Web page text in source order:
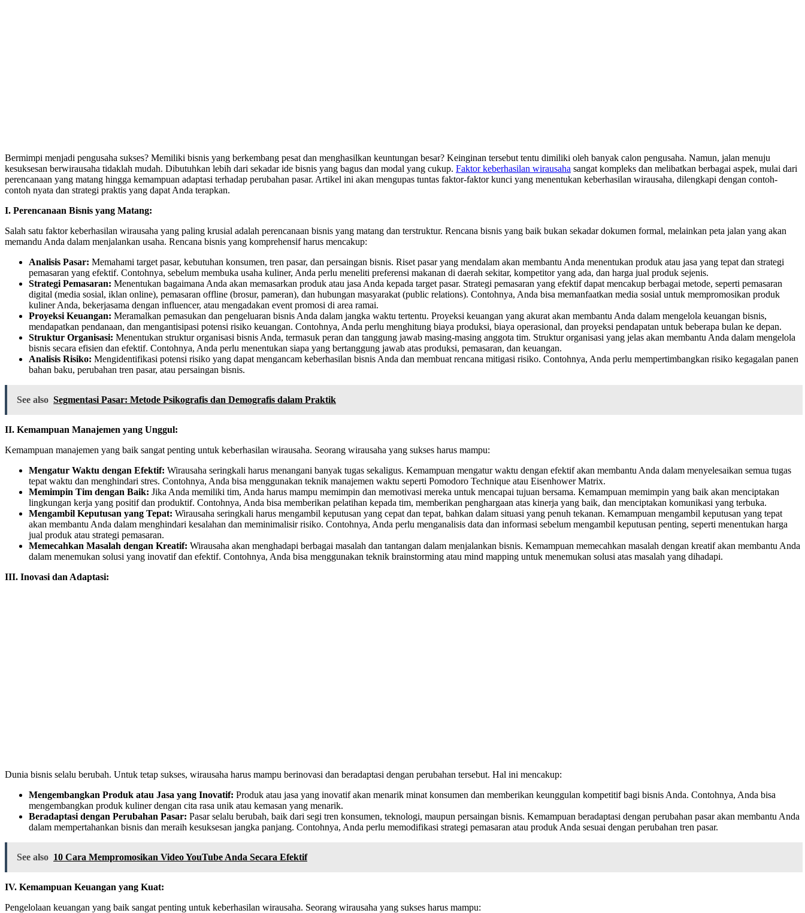
Bermimpi menjadi pengusaha sukses? Memiliki bisnis yang berkembang pesat dan menghasilkan keuntungan besar? Keinginan tersebut tentu dimiliki oleh banyak calon pengusaha. Namun, jalan menuju
kesuksesan berwirausaha tidaklah mudah. Dibutuhkan lebih dari sekadar ide bisnis yang bagus dan modal yang cukup. Faktor keberhasilan wirausaha sangat kompleks dan melibatkan berbagai aspek, mulai dari
perencanaan yang matang hingga kemampuan adaptasi terhadap perubahan pasar. Artikel ini akan mengupas tuntas faktor-faktor kunci yang menentukan keberhasilan wirausaha, dilengkapi dengan contoh-
contoh nyata dan strategi praktis yang dapat Anda terapkan.
I. Perencanaan Bisnis yang Matang:
Salah satu faktor keberhasilan wirausaha yang paling krusial adalah perencanaan bisnis yang matang dan terstruktur. Rencana bisnis yang baik bukan sekadar dokumen formal, melainkan peta jalan yang akan
memandu Anda dalam menjalankan usaha. Rencana bisnis yang komprehensif harus mencakup:
Analisis Pasar: Memahami target pasar, kebutuhan konsumen, tren pasar, dan persaingan bisnis. Riset pasar yang mendalam akan membantu Anda menentukan produk atau jasa yang tepat dan strategi
pemasaran yang efektif. Contohnya, sebelum membuka usaha kuliner, Anda perlu meneliti preferensi makanan di daerah sekitar, kompetitor yang ada, dan harga jual produk sejenis.
Strategi Pemasaran: Menentukan bagaimana Anda akan memasarkan produk atau jasa Anda kepada target pasar. Strategi pemasaran yang efektif dapat mencakup berbagai metode, seperti pemasaran
digital (media sosial, iklan online), pemasaran offline (brosur, pameran), dan hubungan masyarakat (public relations). Contohnya, Anda bisa memanfaatkan media sosial untuk mempromosikan produk
kuliner Anda, bekerjasama dengan influencer, atau mengadakan event promosi di area ramai.
Proyeksi Keuangan: Meramalkan pemasukan dan pengeluaran bisnis Anda dalam jangka waktu tertentu. Proyeksi keuangan yang akurat akan membantu Anda dalam mengelola keuangan bisnis,
mendapatkan pendanaan, dan mengantisipasi potensi risiko keuangan. Contohnya, Anda perlu menghitung biaya produksi, biaya operasional, dan proyeksi pendapatan untuk beberapa bulan ke depan.
Struktur Organisasi: Menentukan struktur organisasi bisnis Anda, termasuk peran dan tanggung jawab masing-masing anggota tim. Struktur organisasi yang jelas akan membantu Anda dalam mengelola
bisnis secara efisien dan efektif. Contohnya, Anda perlu menentukan siapa yang bertanggung jawab atas produksi, pemasaran, dan keuangan.
Analisis Risiko: Mengidentifikasi potensi risiko yang dapat mengancam keberhasilan bisnis Anda dan membuat rencana mitigasi risiko. Contohnya, Anda perlu mempertimbangkan risiko kegagalan panen
bahan baku, perubahan tren pasar, atau persaingan bisnis.
See also Segmentasi Pasar: Metode Psikografis dan Demografis dalam Praktik
II. Kemampuan Manajemen yang Unggul:
Kemampuan manajemen yang baik sangat penting untuk keberhasilan wirausaha. Seorang wirausaha yang sukses harus mampu:
Mengatur Waktu dengan Efektif: Wirausaha seringkali harus menangani banyak tugas sekaligus. Kemampuan mengatur waktu dengan efektif akan membantu Anda dalam menyelesaikan semua tugas
tepat waktu dan menghindari stres. Contohnya, Anda bisa menggunakan teknik manajemen waktu seperti Pomodoro Technique atau Eisenhower Matrix.
Memimpin Tim dengan Baik: Jika Anda memiliki tim, Anda harus mampu memimpin dan memotivasi mereka untuk mencapai tujuan bersama. Kemampuan memimpin yang baik akan menciptakan
lingkungan kerja yang positif dan produktif. Contohnya, Anda bisa memberikan pelatihan kepada tim, memberikan penghargaan atas kinerja yang baik, dan menciptakan komunikasi yang terbuka.
Mengambil Keputusan yang Tepat: Wirausaha seringkali harus mengambil keputusan yang cepat dan tepat, bahkan dalam situasi yang penuh tekanan. Kemampuan mengambil keputusan yang tepat
akan membantu Anda dalam menghindari kesalahan dan meminimalisir risiko. Contohnya, Anda perlu menganalisis data dan informasi sebelum mengambil keputusan penting, seperti menentukan harga
jual produk atau strategi pemasaran.
Memecahkan Masalah dengan Kreatif: Wirausaha akan menghadapi berbagai masalah dan tantangan dalam menjalankan bisnis. Kemampuan memecahkan masalah dengan kreatif akan membantu Anda
dalam menemukan solusi yang inovatif dan efektif. Contohnya, Anda bisa menggunakan teknik brainstorming atau mind mapping untuk menemukan solusi atas masalah yang dihadapi.
III. Inovasi dan Adaptasi:
Dunia bisnis selalu berubah. Untuk tetap sukses, wirausaha harus mampu berinovasi dan beradaptasi dengan perubahan tersebut. Hal ini mencakup:
Mengembangkan Produk atau Jasa yang Inovatif: Produk atau jasa yang inovatif akan menarik minat konsumen dan memberikan keunggulan kompetitif bagi bisnis Anda. Contohnya, Anda bisa
mengembangkan produk kuliner dengan cita rasa unik atau kemasan yang menarik.
Beradaptasi dengan Perubahan Pasar: Pasar selalu berubah, baik dari segi tren konsumen, teknologi, maupun persaingan bisnis. Kemampuan beradaptasi dengan perubahan pasar akan membantu Anda
dalam mempertahankan bisnis dan meraih kesuksesan jangka panjang. Contohnya, Anda perlu memodifikasi strategi pemasaran atau produk Anda sesuai dengan perubahan tren pasar.
See also 10 Cara Mempromosikan Video YouTube Anda Secara Efektif
IV. Kemampuan Keuangan yang Kuat:
Pengelolaan keuangan yang baik sangat penting untuk keberhasilan wirausaha. Seorang wirausaha yang sukses harus mampu: